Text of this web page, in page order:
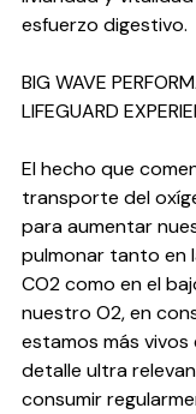
esfuerzo digestivo.
BIG WAVE
LIFEGUARD
El hecho que
transporte del
para aumentar
pulmonar tanto en
CO2 como en el
nuestro O2, en
estamos más vivos
detalle ultra
consumir